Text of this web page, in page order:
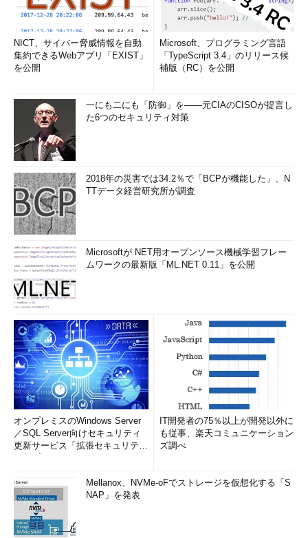
NICT、サイバー脅威情報を自動
集約できるWebアプリ「EXIST」
を公開
Microsoft、プログラミング言語
「TypeScript 3.4」のリリース候
補版（RC）を公開
一にも二にも「防御」を――元CIAのCISOが提言し
た6つのセキュリティ対策
2018年の災害では34.2％で「BCPが機能した」、N
TTデータ経営研究所が調査
Microsoftが.NET用オープンソース機械学習フレー
ムワークの最新版「ML.NET 0.11」を公開
オンプレミスのWindows Server
／SQL Server向けセキュリティ
更新サービス「拡張セキュリティ
IT開発者の75％以上が開発以外に
も従事、楽天コミュニケーション
ズ調べ
Mellanox、NVMe-oFでストレージを仮想化する「S
NAP」を発表